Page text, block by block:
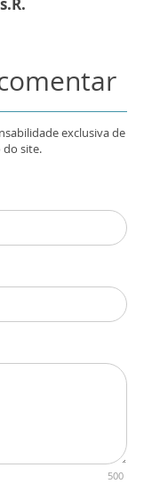
exclusiva de
do site.
500